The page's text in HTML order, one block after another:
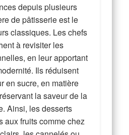
depuis plusieurs
de pâtisserie est le
classiques. Les chefs
à revisiter les
en leur apportant
Ils réduisent
en sucre, en matière
la saveur de la
Ainsi, les desserts
aux fruits comme chez